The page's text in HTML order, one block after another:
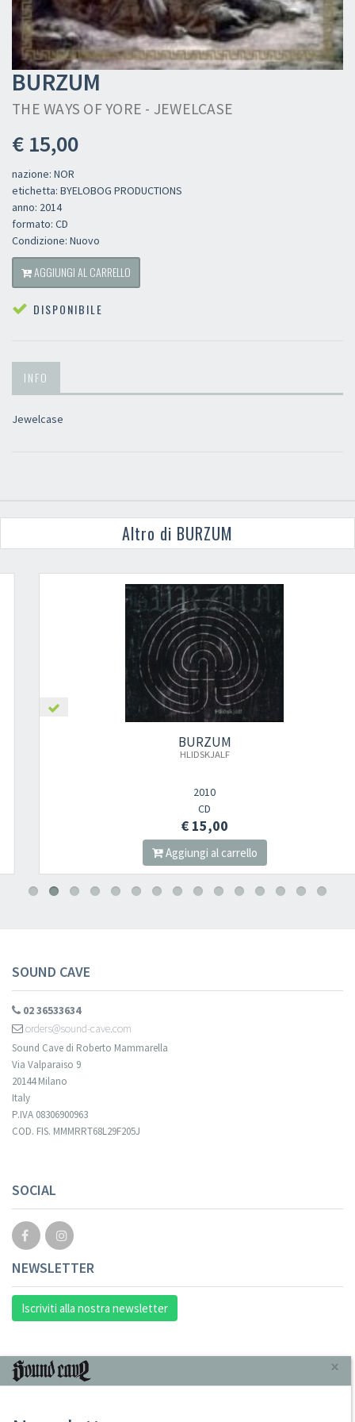
BURZUM
THE WAYS OF YORE - JEWELCASE
€ 15,00
nazione: NOR
etichetta: BYELOBOG PRODUCTIONS
anno: 2014
formato: CD
Condizione: Nuovo
AGGIUNGI AL CARRELLO
DISPONIBILE
INFO
Jewelcase
Altro di BURZUM
BURZUM
HLIDSKJALF
€ 15,00
Aggiungi al carrello
SOUND CAVE
02 36533634
orders@sound-cave.com
Sound Cave di Roberto Mammarella
Via Valparaiso 9
20144 Milano
Italy
P.IVA 08306900963
COD. FIS. MMMRRT68L29F205J
SOCIAL
NEWSLETTER
Iscriviti alla nostra newsletter
INFORMAZIONI ×